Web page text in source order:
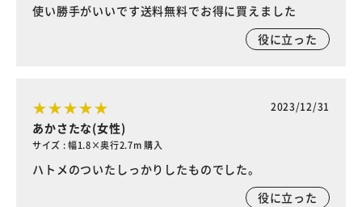
使い勝手がいいです送料無料でお得に買えました
役に立った
2023/12/31
あかさたな(女性)
サイズ : 幅1.8×奥行2.7m 購入
ハトメのついたしっかりしたものでした。
役に立った